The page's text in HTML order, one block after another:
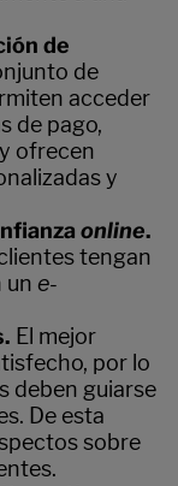
de
de
acceder
de pago,
ofrecen
y
online.
tengan
un e-
El mejor
por lo
deben guiarse
De esta
sobre